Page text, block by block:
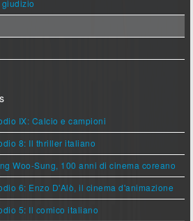
IX: Calcio e campioni
8: Il thriller italiano
Woo-Sung, 100 anni di cinema coreano
6: Enzo D'Alò, il cinema d'animazione
5: Il comico italiano